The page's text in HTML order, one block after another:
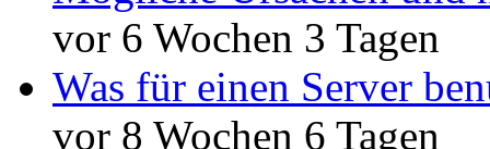
vor 6 Wochen 3 Tagen
Was für einen Server
vor 8 Wochen 6 Tagen